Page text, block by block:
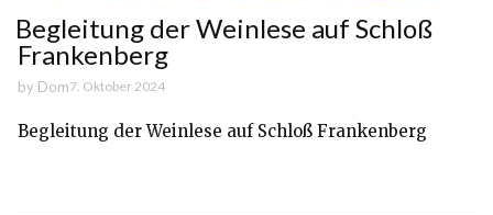
Begleitung der Weinlese auf Schloß
Frankenberg
by Dom7. Oktober 2024
Begleitung der Weinlese auf Schloß Frankenberg